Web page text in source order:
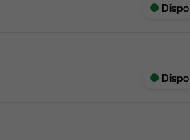
Dispo
Dispo